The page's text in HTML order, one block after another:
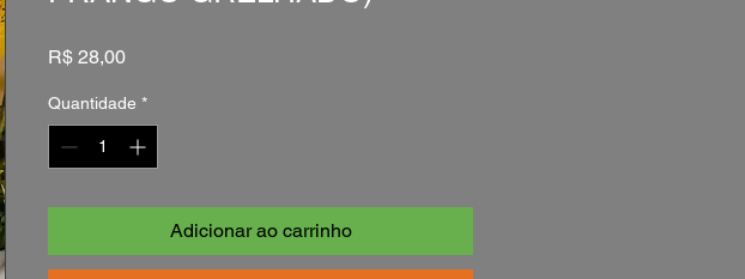
R$ 28,00Preço
Quantidade *
Adicionar ao carrinho